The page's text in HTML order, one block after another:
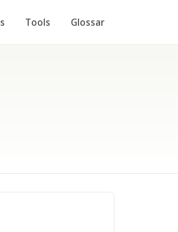
Tools Glossar